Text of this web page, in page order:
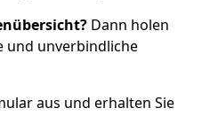
Dann holen
und unverbindliche
aus und erhalten Sie